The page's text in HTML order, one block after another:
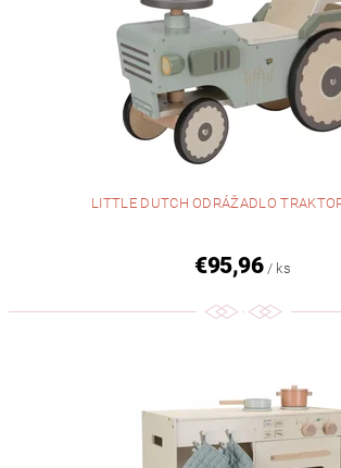
LITTLE DUTCH ODRÁŽADLO
€95,96 / ks